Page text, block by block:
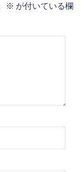
※ が付いている欄